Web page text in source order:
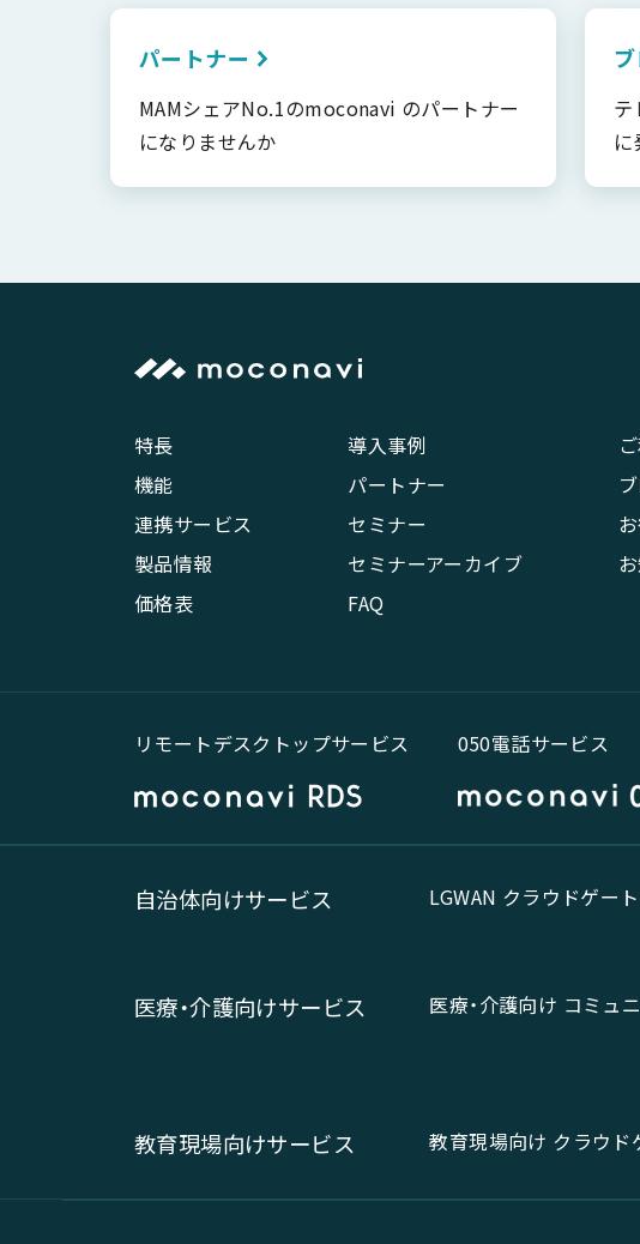
パートナー
MAMシェアNo.1のmoconavi のパートナー
になりませんか
テ
特長
機能
連携サービス
製品情報
価格表
導入事例
パートナー
セミナー
セミナーアーカイブ
FAQ
リモートデスクトップサービス 050電話サービス
自治体向けサービス LGWAN クラウドゲー
医療・介護向けサービス 医療・介護向け コミュ
教育現場向けサービス 教育現場向け クラウド